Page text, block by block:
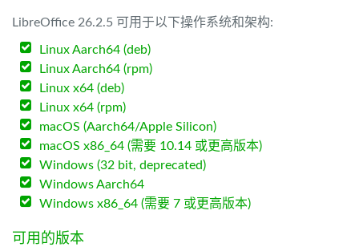
LibreOffice 26.2.5 可用于以下操作系统和架构:
Linux Aarch64 (deb)
Linux Aarch64 (rpm)
Linux x64 (deb)
Linux x64 (rpm)
macOS (Aarch64/Apple Silicon)
macOS x86_64 (需要 10.14 或更高版本)
Windows (32 bit, deprecated)
Windows Aarch64
Windows x86_64 (需要 7 或更高版本)
可用的版本